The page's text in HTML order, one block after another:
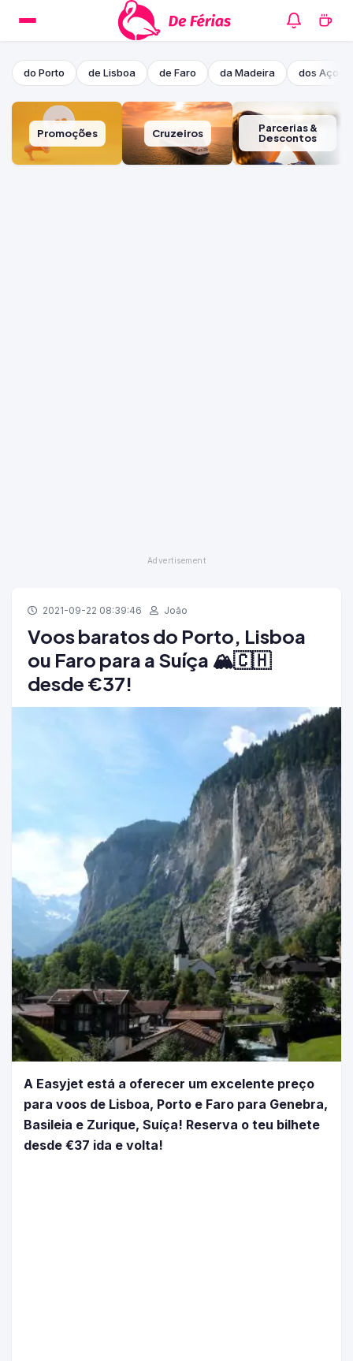
do Porto de Lisboa de Faro da Madeira dos
Promoções Cruzeiros
Parcerias &
Descontos
2021-09-22 08:39:46 João
Voos baratos do Porto, Lisboa
ou Faro para a Suíça 🏔️🇨🇭
desde €37!
A Easyjet está a oferecer um excelente preço
para voos de Lisboa, Porto e Faro para Genebra,
Basileia e Zurique, Suíça! Reserva o teu bilhete
desde €37 ida e volta!